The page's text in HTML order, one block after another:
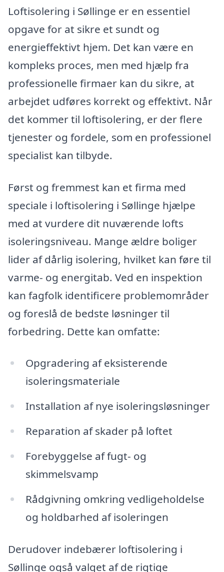
Loftisolering i Søllinge er en essentiel
opgave for at sikre et sundt og
energieffektivt hjem. Det kan være en
kompleks proces, men med hjælp fra
professionelle firmaer kan du sikre, at
arbejdet udføres korrekt og effektivt. Når
det kommer til loftisolering, er der flere
tjenester og fordele, som en professionel
specialist kan tilbyde.
Først og fremmest kan et firma med
speciale i loftisolering i Søllinge hjælpe
med at vurdere dit nuværende lofts
isoleringsniveau. Mange ældre boliger
lider af dårlig isolering, hvilket kan føre til
varme- og energitab. Ved en inspektion
kan fagfolk identificere problemområder
og foreslå de bedste løsninger til
forbedring. Dette kan omfatte:
Opgradering af eksisterende
isoleringsmateriale
Installation af nye isoleringsløsninger
Reparation af skader på loftet
Forebyggelse af fugt- og
skimmelsvamp
Rådgivning omkring vedligeholdelse
og holdbarhed af isoleringen
Derudover indebærer loftisolering i
Søllinge også valget af de rigtige